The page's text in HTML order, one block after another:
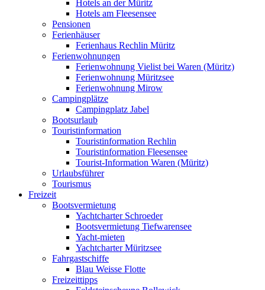
Hotels an der Müritz
Hotels am Fleesensee
Pensionen
Ferienhäuser
Ferienhaus Rechlin Müritz
Ferienwohnungen
Ferienwohnung Vielist bei Waren (Müritz)
Ferienwohnung Müritzsee
Ferienwohnung Mirow
Campingplätze
Campingplatz Jabel
Bootsurlaub
Touristinformation
Touristinformation Rechlin
Touristinformation Fleesensee
Tourist-Information Waren (Müritz)
Urlaubsführer
Tourismus
Freizeit
Bootsvermietung
Yachtcharter Schroeder
Bootsvermietung Tiefwarensee
Yacht-mieten
Yachtcharter Müritzsee
Fahrgastschiffe
Blau Weisse Flotte
Freizeittipps